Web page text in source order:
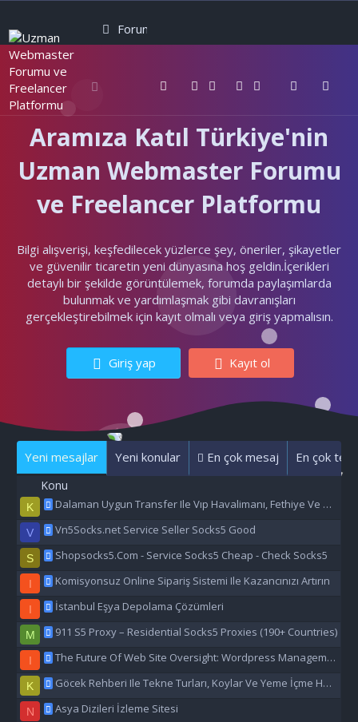
Forumlar
Aramıza Katıl Türkiye'nin
Uzman Webmaster Forumu
ve Freelancer Platformu
Bilgi alışverişi, keşfedilecek yüzlerce şey, öneriler, şikayetler
ve güvenilir ticaretin yeni dünyasına hoş geldin.İçerikleri
detaylı bir şekilde görüntülemek, forumda paylaşımlarda
bulunmak ve yardımlaşmak gibi davranışları
gerçekleştirebilmek için kayıt olmalı veya giriş yapmalısın.
Giriş yap Kayıt ol
Yeni mesajlar Yeni konular En çok mesaj En çok
Konu
K Dalaman Uygun Transfer Ile Vıp Havalimanı, Fethiye Ve Marmaris Transfer Hizmeti
V Vn5Socks.net Service Seller Socks5 Good
S Shopsocks5.Com - Service Socks5 Cheap - Check Socks5
I Komisyonsuz Online Sipariş Sistemi Ile Kazancınızı Artırın
I İstanbul Eşya Depolama Çözümleri
M 911 S5 Proxy – Residential Socks5 Proxies (190+ Countries)
I The Future Of Web Site Oversight: Wordpress Management Aı
K Göcek Rehberi Ile Tekne Turları, Koylar Ve Yeme İçme Hakkında Eşsiz Bilgiler
N Asya Dizileri İzleme Sitesi